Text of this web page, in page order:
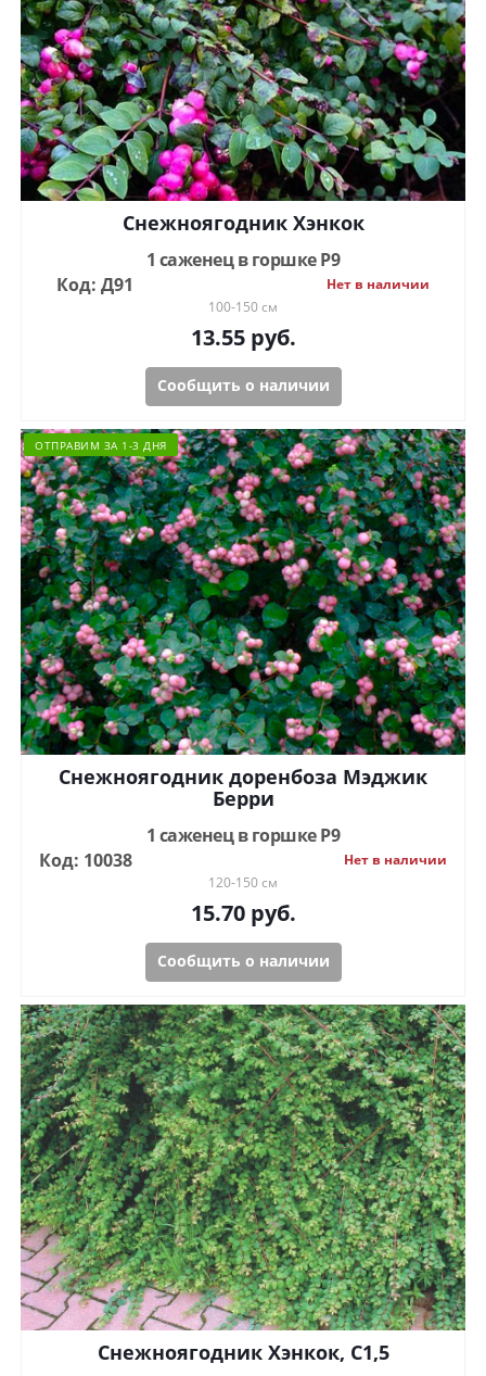
Снежноягодник Хэнкок
1 саженец в горшке Р9
Код: Д91
Нет в наличии
100-150 см
13.55руб.
Сообщить о наличии
ОТПРАВИМ ЗА 1-3 ДНЯ
Снежноягодник доренбоза Мэджик
Берри
1 саженец в горшке Р9
Код: 10038
Нет в наличии
120-150 см
15.70руб.
Сообщить о наличии
Снежноягодник Хэнкок, С1,5